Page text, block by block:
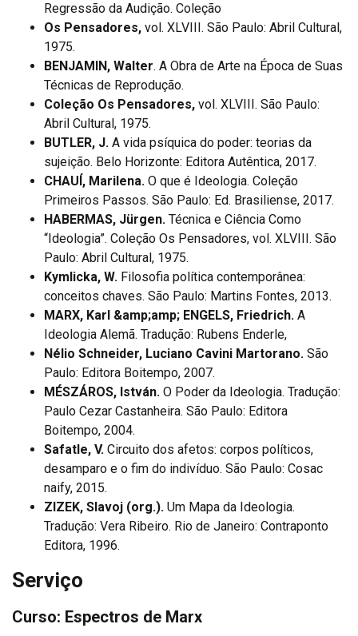
Regressão da Audição. Coleção
Os Pensadores, vol. XLVIII. São Paulo: Abril Cultural,
1975.
BENJAMIN, Walter. A Obra de Arte na Época de Suas
Técnicas de Reprodução.
Coleção Os Pensadores, vol. XLVIII. São Paulo:
Abril Cultural, 1975.
BUTLER, J. A vida psíquica do poder: teorias da
sujeição. Belo Horizonte: Editora Autêntica, 2017.
CHAUÍ, Marilena. O que é Ideologia. Coleção
Primeiros Passos. São Paulo: Ed. Brasiliense, 2017.
HABERMAS, Jürgen. Técnica e Ciência Como
“Ideologia”. Coleção Os Pensadores, vol. XLVIII. São
Paulo: Abril Cultural, 1975.
Kymlicka, W. Filosofia política contemporânea:
conceitos chaves. São Paulo: Martins Fontes, 2013.
MARX, Karl &amp;amp; ENGELS, Friedrich. A
Ideologia Alemã. Tradução: Rubens Enderle,
Nélio Schneider, Luciano Cavini Martorano. São
Paulo: Editora Boitempo, 2007.
MÉSZÁROS, István. O Poder da Ideologia. Tradução:
Paulo Cezar Castanheira. São Paulo: Editora
Boitempo, 2004.
Safatle, V. Circuito dos afetos: corpos políticos,
desamparo e o fim do indivíduo. São Paulo: Cosac
naify, 2015.
ZIZEK, Slavoj (org.). Um Mapa da Ideologia.
Tradução: Vera Ribeiro. Rio de Janeiro: Contraponto
Editora, 1996.
Serviço
Curso: Espectros de Marx